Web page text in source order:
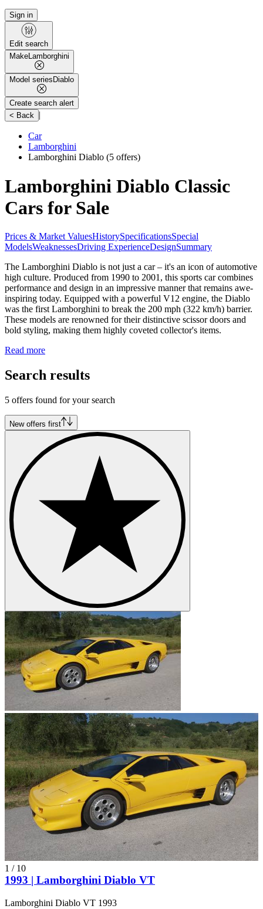
Sign in
Edit search
MakeLamborghini
Model series Diablo
Create search alert
< Back |
Car
Lamborghini
Lamborghini Diablo (5 offers)
Lamborghini Diablo Classic
Cars for Sale
Prices & Market ValuesHistorySpecificationsSpecial
ModelsWeaknessesDriving ExperienceDesignSummary
The Lamborghini Diablo is not just a car – it's an icon of automotive
high culture. Produced from 1990 to 2001, this sports car combines
performance and design in an impressive manner that remains awe-
inspiring today. Equipped with a powerful V12 engine, the Diablo
was the first Lamborghini to break the 200 mph (322 km/h) barrier.
These models are renowned for their distinctive scissor doors and
bold styling, making them highly coveted collector's items.
Read more
Search results
5 offers found for your search
New offers first
1 / 10
1993 | Lamborghini Diablo VT
Lamborghini Diablo VT 1993